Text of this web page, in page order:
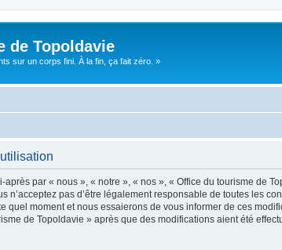
de Topoldavie
sur un corps fini. À la fin, ça fait zéro. »
par « nous », « notre », « nos », « Office du tourisme de
n’acceptez pas d’être légalement responsable de toutes les
quel moment et nous essaierons de vous informer de ces
de Topoldavie » après que des modifications aient été